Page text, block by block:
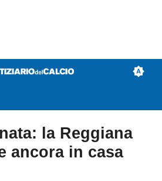
la Reggiana
ancora in casa